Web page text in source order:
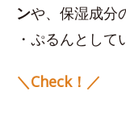
ンや、保湿成分
・ぷるんとし
＼Check！／